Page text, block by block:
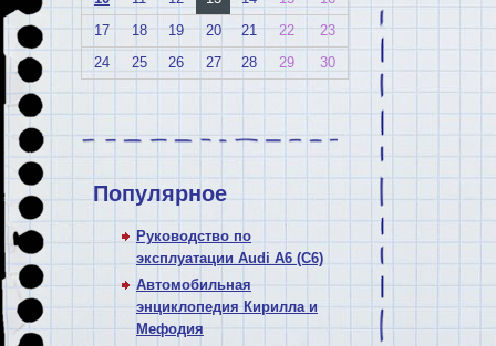
17
18 19 20 21 22
23
24
25 26 27 28 29 30
Популярное
Руководство по
эксплуатации Audi A6 (C6)
Автомобильная
энциклопедия Кирилла и
Мефодия